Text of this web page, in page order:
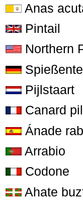
Anas
Pintail
Northern
Spießente
Pijlstaart
Canard
Ánade
Arrabio
Codone
Ahate